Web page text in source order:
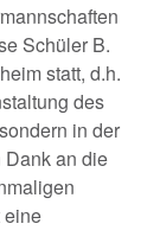
Schüler B.
statt, d.h.
des
in der
an die
eine